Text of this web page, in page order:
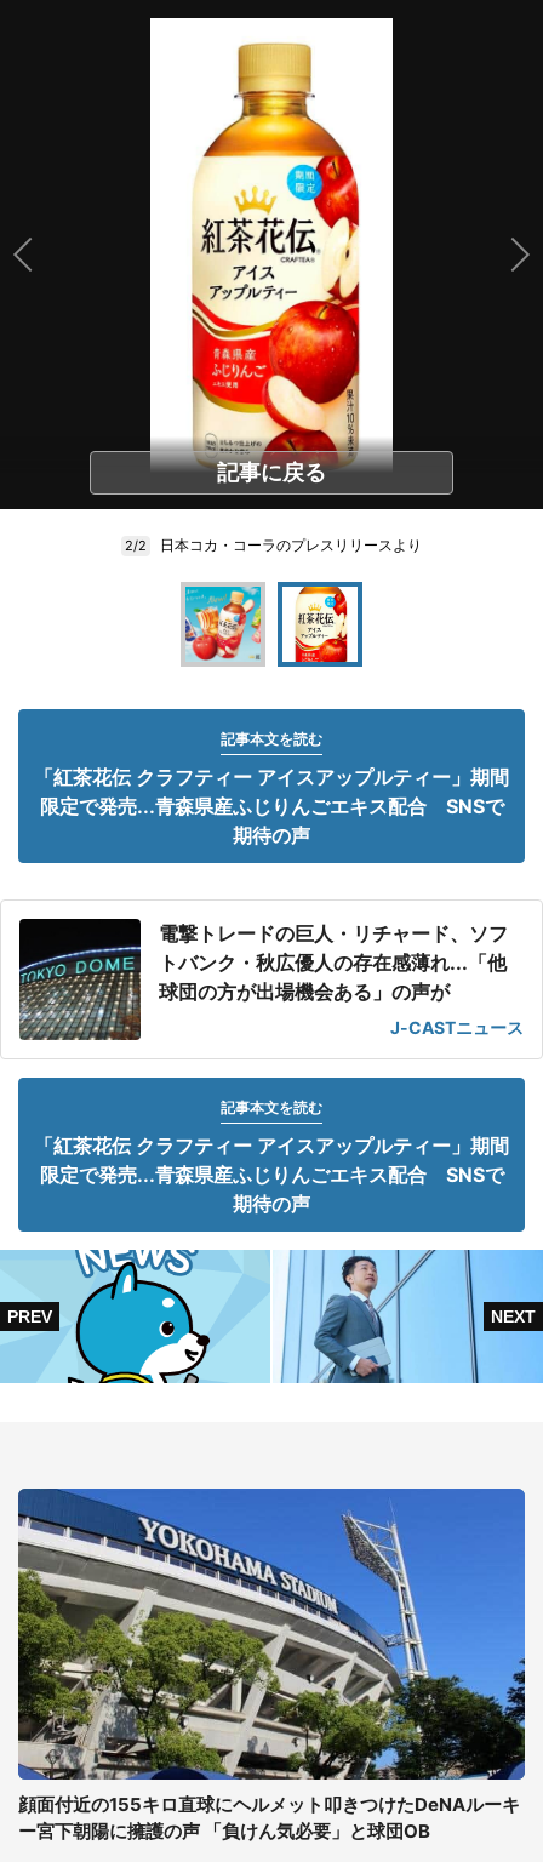
記事に戻る
2/2 日本コカ・コーラのプレスリリースより
記事本文を読む
「紅茶花伝 クラフティー アイスアップルティー」期間
限定で発売...青森県産ふじりんごエキス配合 SNSで
期待の声
電撃トレードの巨人・リチャード、ソフ
トバンク・秋広優人の存在感薄れ...「他
球団の方が出場機会ある」の声が
J-CASTニュース
記事本文を読む
「紅茶花伝 クラフティー アイスアップルティー」期間
限定で発売...青森県産ふじりんごエキス配合 SNSで
期待の声
顔面付近の155キロ直球にヘルメット叩きつけたDeNAルーキ
ー宮下朝陽に擁護の声 「負けん気必要」と球団OB